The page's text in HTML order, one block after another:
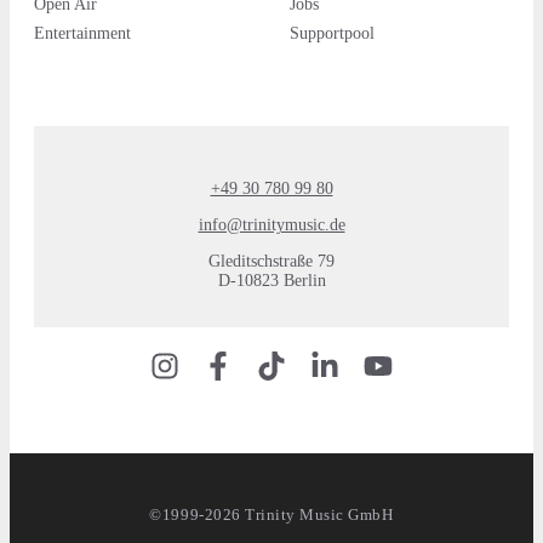
Open Air
Entertainment
Jobs
Supportpool
+49 30 780 99 80
info@trinitymusic.de
Gleditschstraße 79
D-10823 Berlin
©1999-2026 Trinity Music GmbH